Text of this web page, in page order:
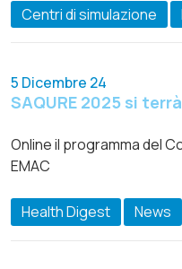
Centri di simulazione
5 Dicembre 24
SAQURE 2025 si
Online il programma del
EMAC
Health Digest News